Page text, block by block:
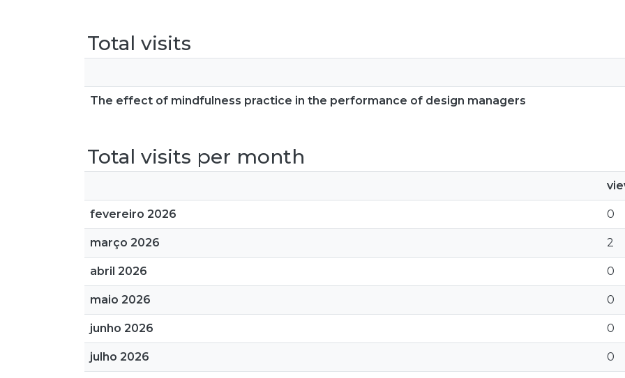
Total visits
The effect of mindfulness practice in the performance of design managers
Total visits per month
fevereiro 2026 0
março 2026 2
abril 2026 0
maio 2026 0
junho 2026 0
julho 2026 0